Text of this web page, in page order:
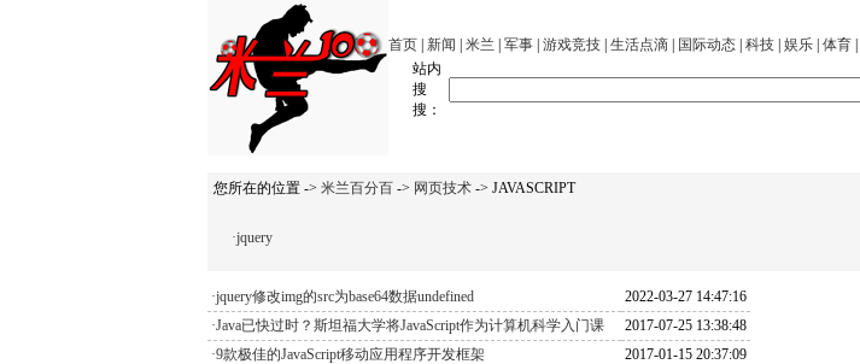
首页 新闻 米兰 军事 游戏竞技 生活点滴 国际动态 科技 娱乐 体育
站内
搜
搜：
您所在的位置 -> 米兰百分百 -> 网页技术 -> JAVASCRIPT
·jquery
·jquery修改img的src为base64数据undefined
2022-03-27 14:47:16
·Java已快过时？斯坦福大学将JavaScript作为计算机科学入门课
2017-07-25 13:38:48
·9款极佳的JavaScript移动应用程序开发框架
2017-01-15 20:37:09